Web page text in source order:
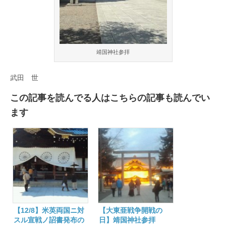
靖国神社参拝
武田 世
この記事を読んでる人はこちらの記事も読んでい
ます
【12/8】米英両国ニ対
スル宣戦ノ詔書発布の
【大東亜戦争開戦の
日】靖国神社参拝